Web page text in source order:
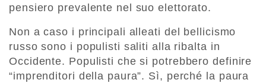
pensiero prevalente nel suo elettorato.
Non a caso i principali alleati del bellicismo
russo sono i populisti saliti alla ribalta in
Occidente. Populisti che si potrebbero definire
“imprenditori della paura”. Sì, perché la paura